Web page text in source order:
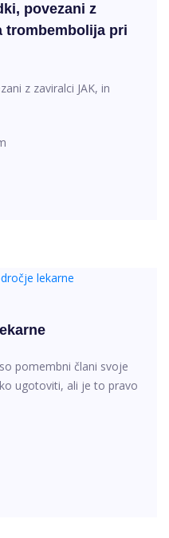
povezani z
trombembolija pri
z zaviralci JAK, in
pomembni člani svoje
ugotoviti, ali je to pravo